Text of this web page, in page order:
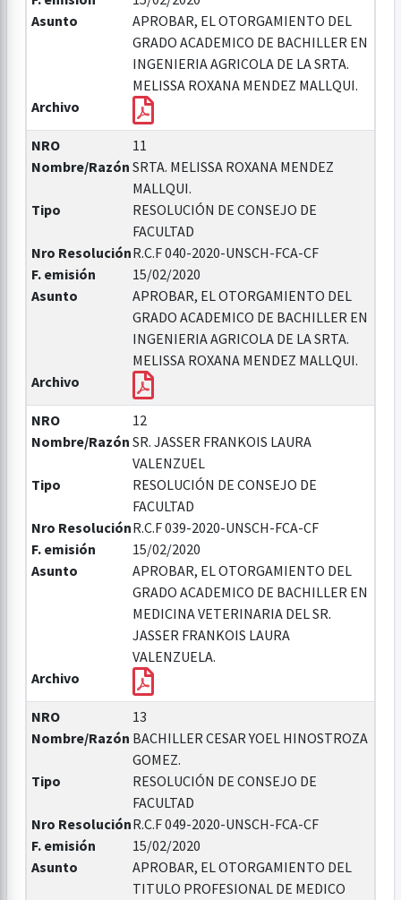
Asunto
APROBAR, EL OTORGAMIENTO DEL
GRADO ACADEMICO DE BACHILLER EN
INGENIERIA AGRICOLA DE LA SRTA.
MELISSA ROXANA MENDEZ MALLQUI.
Archivo
NRO
11
Nombre/Razón SRTA. MELISSA ROXANA MENDEZ
MALLQUI.
Tipo
RESOLUCIÓN DE CONSEJO DE
FACULTAD
Nro ResoluciónR.C.F 040-2020-UNSCH-FCA-CF
F. emisión
15/02/2020
Asunto
APROBAR, EL OTORGAMIENTO DEL
GRADO ACADEMICO DE BACHILLER EN
INGENIERIA AGRICOLA DE LA SRTA.
MELISSA ROXANA MENDEZ MALLQUI.
Archivo
NRO
12
Nombre/Razón SR. JASSER FRANKOIS LAURA
VALENZUEL
Tipo
RESOLUCIÓN DE CONSEJO DE
FACULTAD
Nro ResoluciónR.C.F 039-2020-UNSCH-FCA-CF
F. emisión
15/02/2020
Asunto
APROBAR, EL OTORGAMIENTO DEL
GRADO ACADEMICO DE BACHILLER EN
MEDICINA VETERINARIA DEL SR.
JASSER FRANKOIS LAURA
VALENZUELA.
Archivo
NRO
13
Nombre/Razón BACHILLER CESAR YOEL HINOSTROZA
GOMEZ.
Tipo
RESOLUCIÓN DE CONSEJO DE
FACULTAD
Nro ResoluciónR.C.F 049-2020-UNSCH-FCA-CF
F. emisión
15/02/2020
Asunto
APROBAR, EL OTORGAMIENTO DEL
TITULO PROFESIONAL DE MEDICO